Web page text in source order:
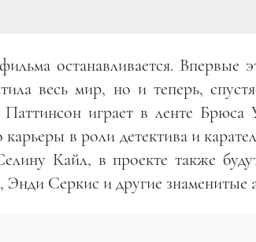
останавливается. Впервые
весь мир, но и теперь,
Паттинсон играет в ленте Брюса
в роли детектива и
Кайл, в проекте также
Серкис и другие знаменитые